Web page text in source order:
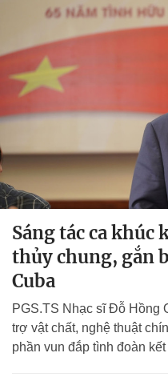
Sáng tác ca khúc
thủy chung, gắn
Cuba
PGS.TS Nhạc sĩ Đỗ Hồng
trợ vật chất, nghệ thuật
phần vun đắp tình đoàn